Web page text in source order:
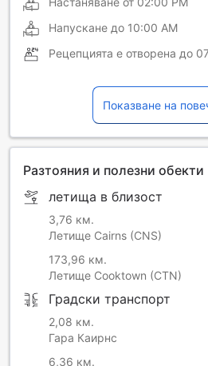
Напускане до 10:00 AM
Рецепцията е отворена до
Показване на
Разтояния и полезни обекти
летища в близост
3,76 км.
Летище Cairns (CNS)
173,96 км.
Летище Cooktown (CTN)
Градски транспорт
2,08 км.
Гара Каирнс
6,36 км.